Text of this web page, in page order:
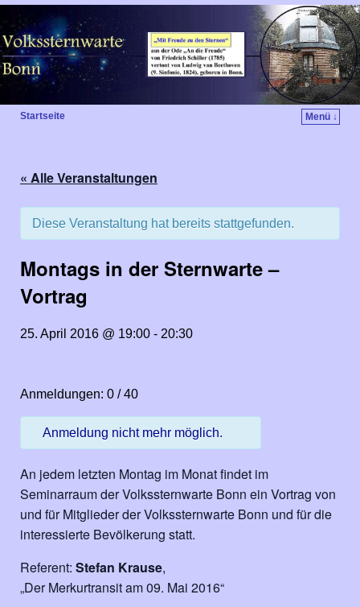
Startseite Menü ↓
« Alle Veranstaltungen
Diese Veranstaltung hat bereits stattgefunden.
Montags in der Sternwarte –
Vortrag
25. April 2016 @ 19:00 - 20:30
Anmeldungen: 0 / 40
Anmeldung nicht mehr möglich.
An jedem letzten Montag im Monat findet im
Seminarraum der Volkssternwarte Bonn ein Vortrag von
und für Mitglieder der Volkssternwarte Bonn und für die
interessierte Bevölkerung statt.
Referent: Stefan Krause,
„Der Merkurtransit am 09. Mai 2016“